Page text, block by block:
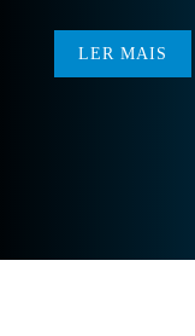
LER MAIS